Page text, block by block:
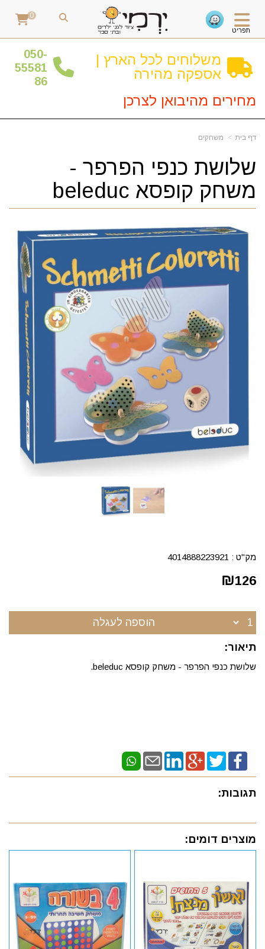
תפריט
0
משלוחים לכל הארץ |
אספקה מהירה
050-
55581
86
מחירים מהיבואן לצרכן
דף בית משחקים
שלושת כנפי הפרפר -
משחק קופסא beleduc
מק"ט : 4014888223921
₪126
הוספה לעגלה
תיאור:
שלושת כנפי הפרפר - משחק קופסא beleduc.
תגובות:
מוצרים דומים: